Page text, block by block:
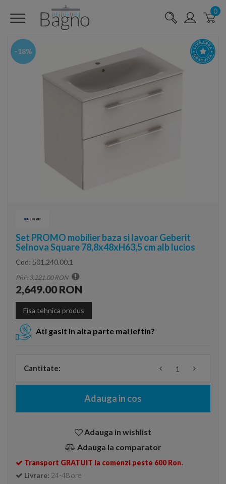
0
-18%
Set PROMO mobilier baza si lavoar Geberit
Selnova Square 78,8x48xH63,5 cm alb lucios
Cod: 501.240.00.1
PRP: 3,221.00 RON
2,649.00 RON
Fisa tehnica produs
Ati gasit in alta parte mai ieftin?
Cantitate:
Adauga in cos
Adauga in wishlist
Adauga la comparator
Transport GRATUIT la comenzi peste 600 Ron.
Livrare: 24-48 ore